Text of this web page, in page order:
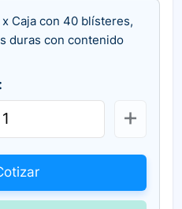
Caja con 40 blísteres,
duras con contenido